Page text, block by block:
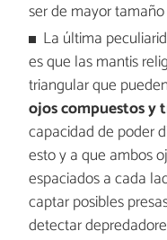
ser de mayor
La última
es que las mantis
triangular que
ojos compuestos y
capacidad de poder
esto y a que ambos
espaciados a cada
captar posibles
detectar